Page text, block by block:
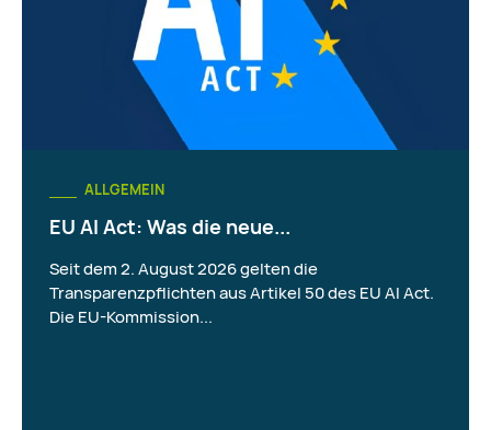
ALLGEMEIN
EU AI Act: Was die neue...
Seit dem 2. August 2026 gelten die
Transparenzpflichten aus Artikel 50 des EU AI Act.
Die EU-Kommission...